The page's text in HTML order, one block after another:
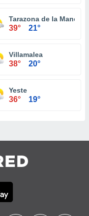
Tarazona de la Mancha
39° 21°
Villamalea
38° 20°
Yeste
36° 19°